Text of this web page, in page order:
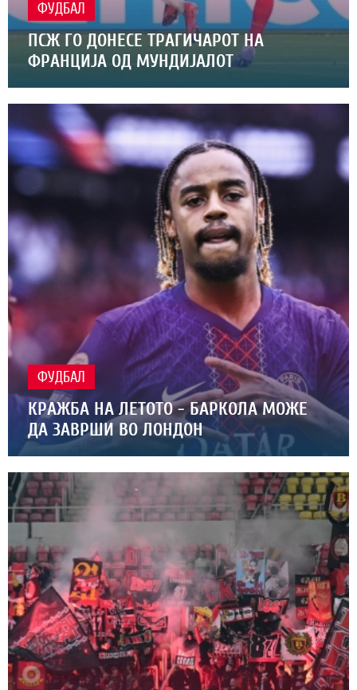
ФУДБАЛ
ПСЖ ГО ДОНЕСЕ ТРАГИЧАРОТ НА
ФРАНЦИЈА ОД МУНДИЈАЛОТ
ФУДБАЛ
КРАЖБА НА ЛЕТОТО - БАРКОЛА МОЖЕ
ДА ЗАВРШИ ВО ЛОНДОН